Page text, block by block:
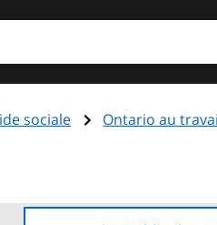
sociale Ontario au